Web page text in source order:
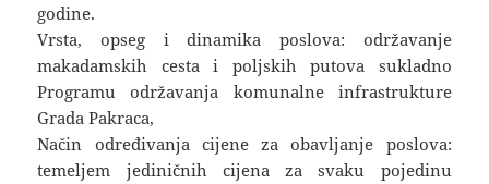
godine.
Vrsta, opseg i dinamika poslova: održavanje
makadamskih cesta i poljskih putova sukladno
Programu održavanja komunalne infrastrukture
Grada Pakraca,
Način određivanja cijene za obavljanje poslova:
temeljem jediničnih cijena za svaku pojedinu